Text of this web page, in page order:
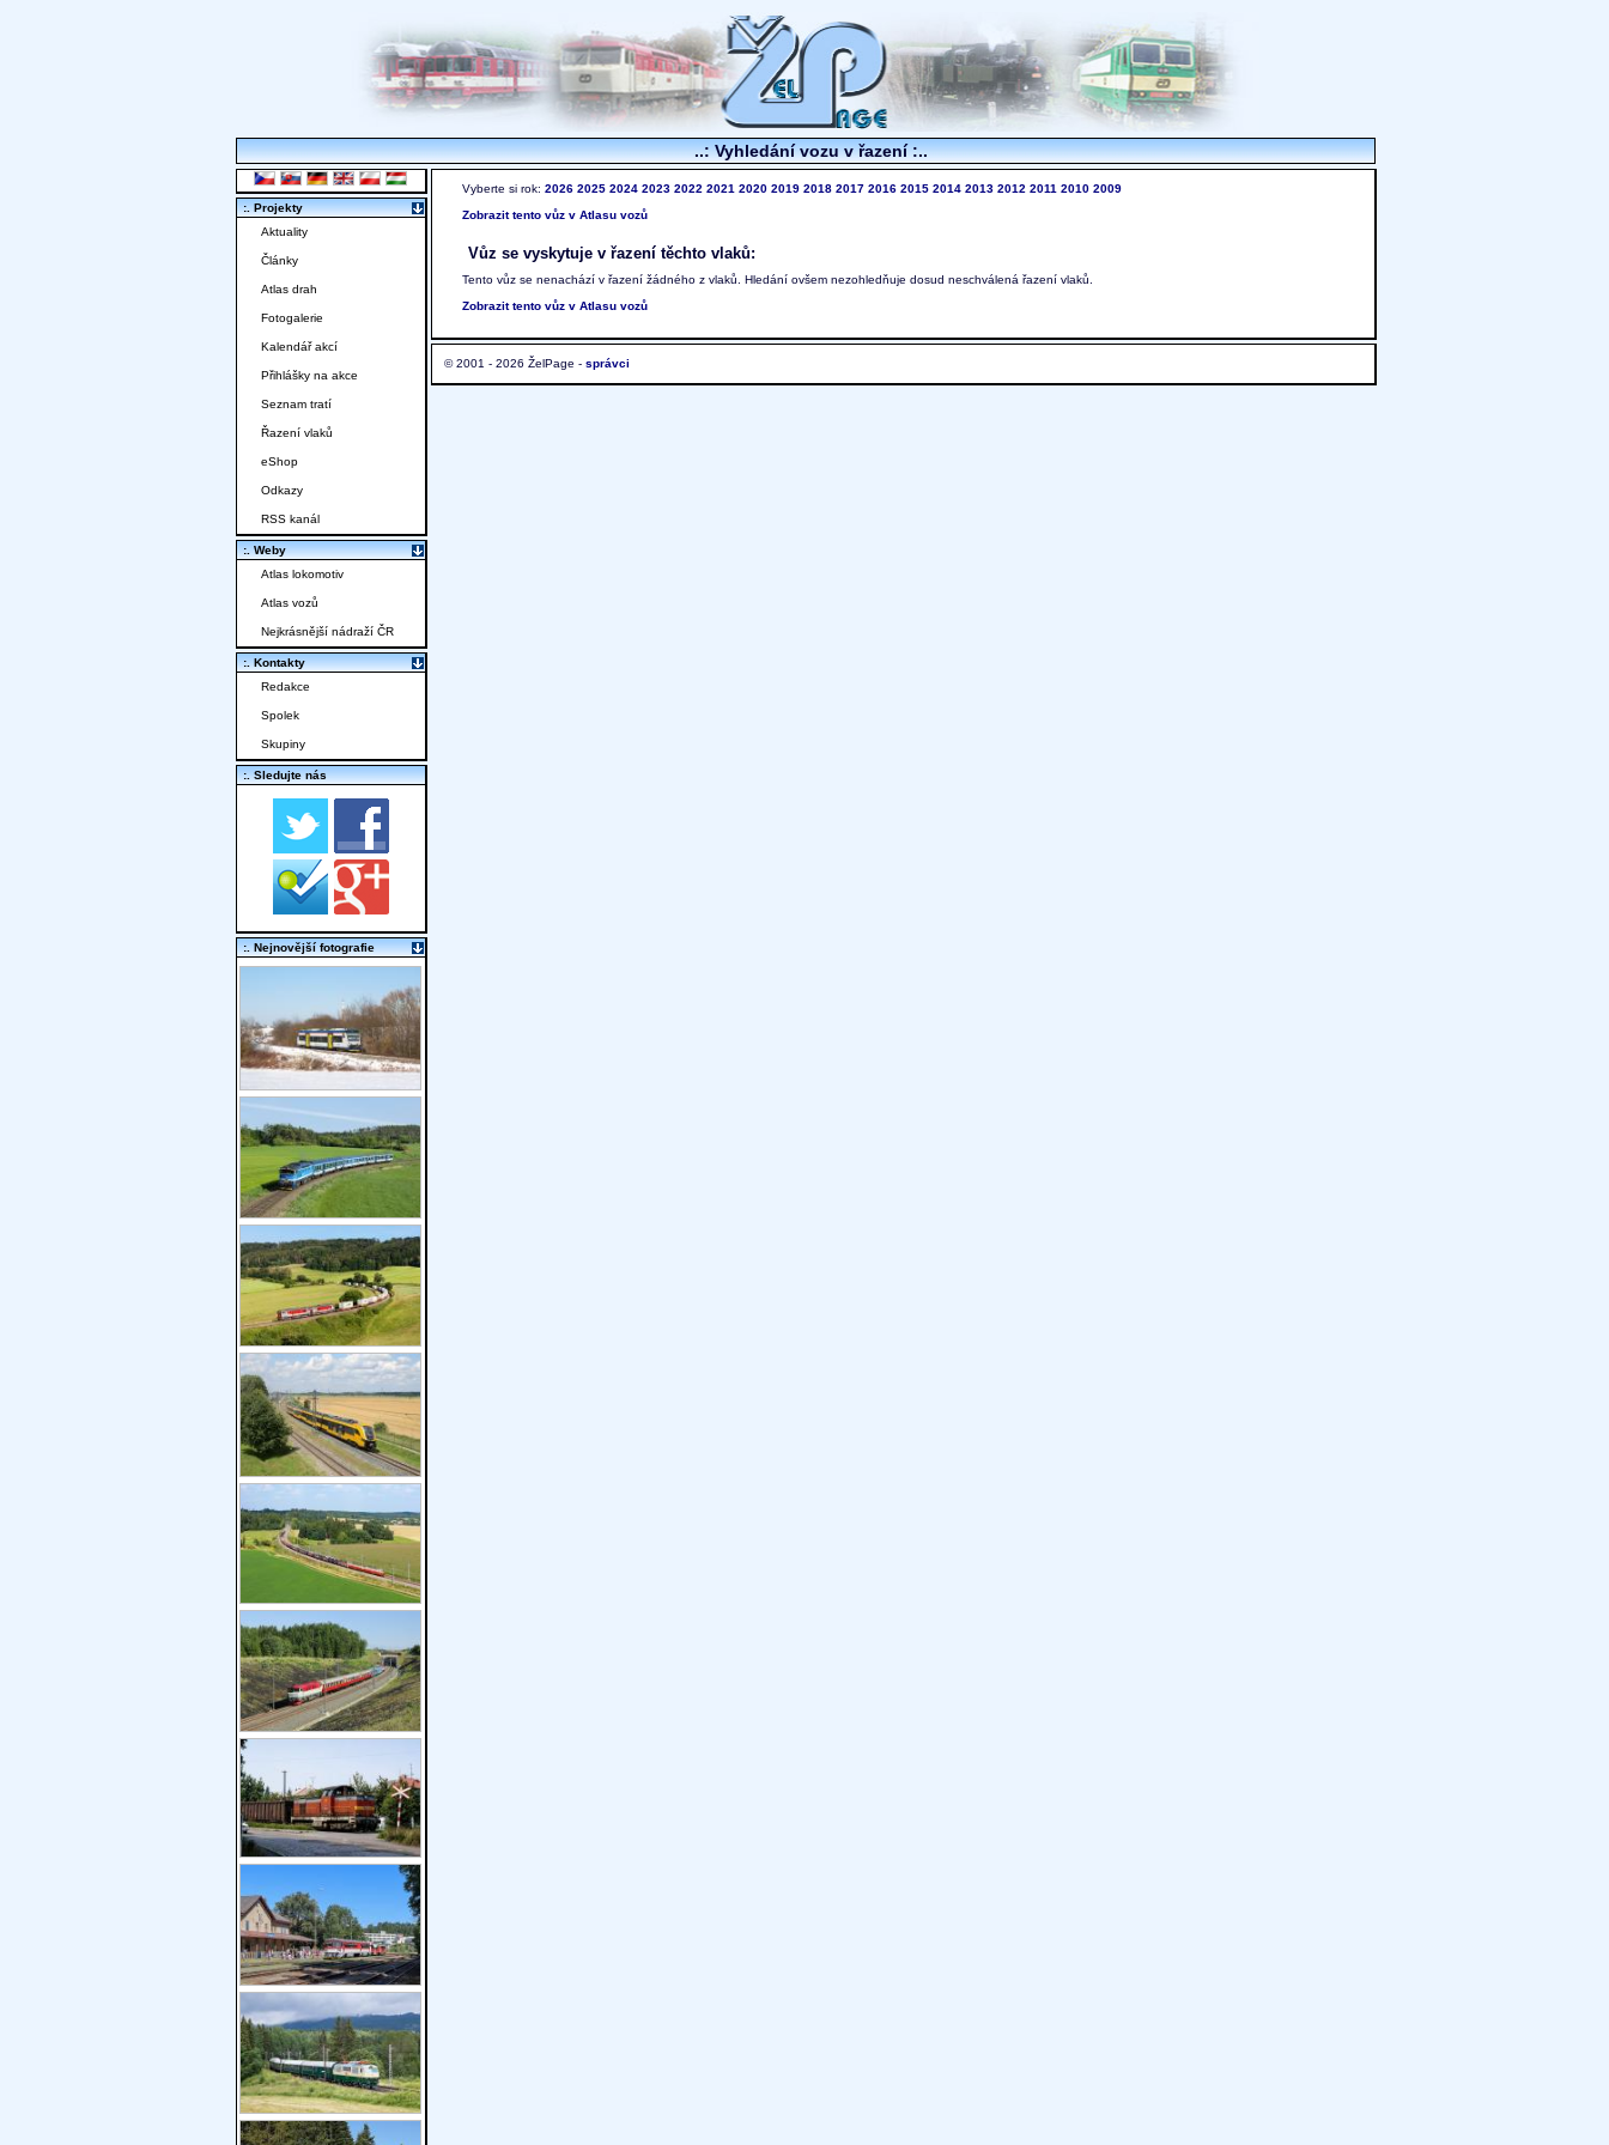
..: Vyhledání vozu v řazení :..
Vyberte si rok: 2026 2025 2024 2023 2022 2021 2020 2019 2018 2017 2016 2015 2014 2013 2012 2011 2010 2009
Zobrazit tento vůz v Atlasu vozů
Vůz se vyskytuje v řazení těchto vlaků:
Tento vůz se nenachází v řazení žádného z vlaků. Hledání ovšem nezohledňuje dosud neschválená řazení vlaků.
Zobrazit tento vůz v Atlasu vozů
© 2001 - 2026 ŽelPage - správci
:. Projekty
Aktuality
Články
Atlas drah
Fotogalerie
Kalendář akcí
Přihlášky na akce
Seznam tratí
Řazení vlaků
eShop
Odkazy
RSS kanál
:. Weby
Atlas lokomotiv
Atlas vozů
Nejkrásnější nádraží ČR
:. Kontakty
Redakce
Spolek
Skupiny
:. Sledujte nás
:. Nejnovější fotografie